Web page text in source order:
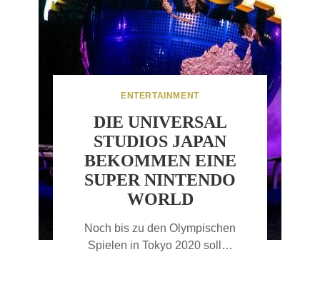
ENTERTAINMENT
DIE UNIVERSAL
STUDIOS JAPAN
BEKOMMEN EINE
SUPER NINTENDO
WORLD
Noch bis zu den Olympischen
Spielen in Tokyo 2020 soll…